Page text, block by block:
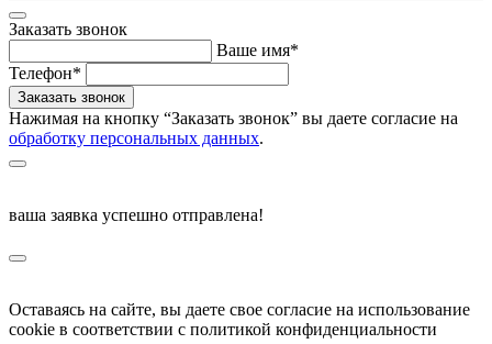
Заказать звонок
Ваше имя*
Телефон*
Нажимая на кнопку “Заказать звонок” вы даете согласие на
обработку персональных данных.
ваша заявка успешно отправлена!
Оставаясь на сайте, вы даете свое согласие на использование
cookie в соответствии c политикой конфиденциальности